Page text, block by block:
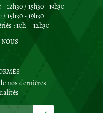
/ 15h30 - 19h30
/ 15h30 - 19h30
: 10h – 12h30
nos dernières